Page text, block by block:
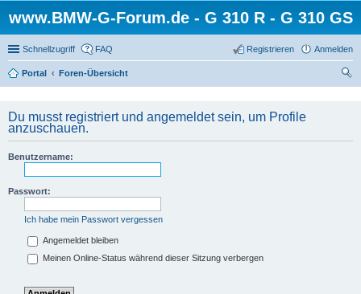
www.BMW-G-Forum.de - G 310 R - G 310 GS
Schnellzugriff FAQ Anmelden
Registrieren
Portal
Foren-Übersicht
Du musst registriert und angemeldet sein, um Profile
anzuschauen.
Benutzername:
Passwort:
Ich habe mein Passwort vergessen
Angemeldet bleiben
Meinen Online-Status während dieser Sitzung verbergen